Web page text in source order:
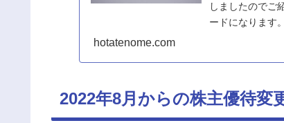
しましたのでご
ードになります
hotatenome.com
2022年8月からの株主優待変